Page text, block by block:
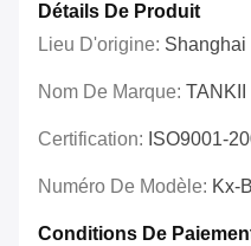
Détails De Produit
Lieu D'origine: Shanghai
Nom De Marque: TANKII
Certification: ISO9001-
Numéro De Modèle: Kx-
Conditions De